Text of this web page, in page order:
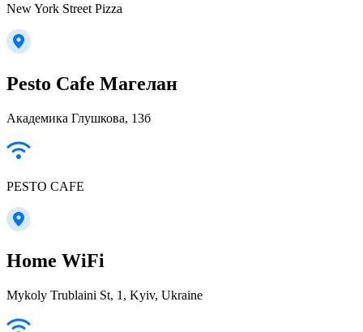
New York Street Pizza
Pesto Cafe Магелан
Академика Глушкова, 13б
PESTO CAFE
Home WiFi
Mykoly Trublaini St, 1, Kyiv, Ukraine